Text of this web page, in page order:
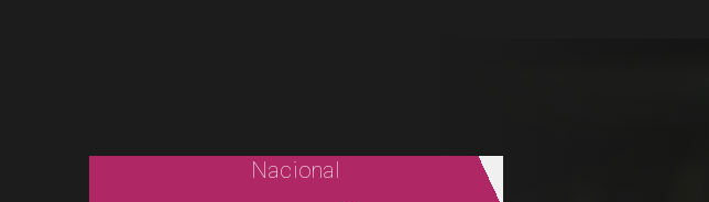
Nacional